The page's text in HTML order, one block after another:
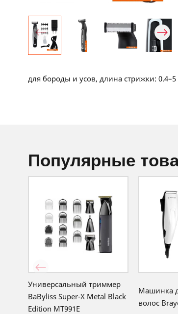
для бороды и усов, длина стрижки:
популярные
Универсальный триммер
BaByliss Super-X Metal Black
Edition MT991E
Машинка
волос